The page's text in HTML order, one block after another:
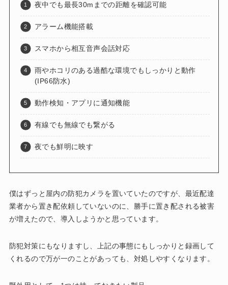
夜中でも最長30mまでの距離を確認可能
アラーム機能搭載
スマホから相互音声会話対応
雨やホコリのある過酷な環境でもしっかりと動作
(IP66防水)
動作検知・アプリに通知機能
有線でも無線でも繋がる
夜でも鮮明に映す
僕はずっと屋内の防犯カメラを置いていたのですが、最近配達
業者から置き配依頼していないのに、勝手に置き配される被害
が増えたので、導入しようかと思っています。
防犯対策にもなりますし、上記の事態にもしっかりと録画して
くれるので万が一のことがあっても、対処しやすくなります。